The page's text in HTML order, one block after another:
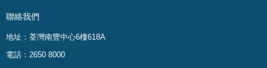
聯絡我們
地址：荃灣南豐中心6樓618A
電話：2650 8000